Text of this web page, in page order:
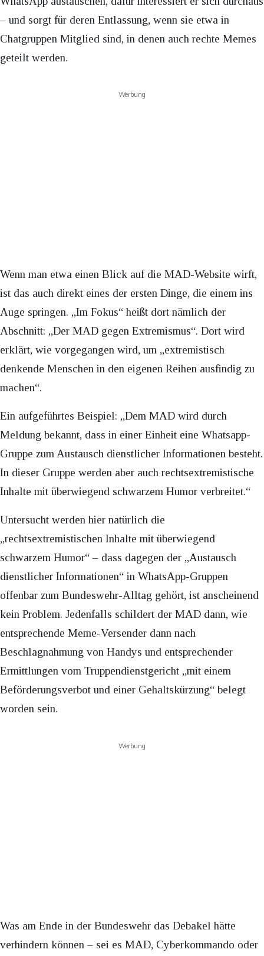
– und sorgt für deren Entlassung, wenn sie etwa in
Chatgruppen Mitglied sind, in denen auch rechte Memes
geteilt werden.
Werbung
Wenn man etwa einen Blick auf die MAD-Website wirft,
ist das auch direkt eines der ersten Dinge, die einem ins
Auge springen. „Im Fokus“ heißt dort nämlich der
Abschnitt: „Der MAD gegen Extremismus“. Dort wird
erklärt, wie vorgegangen wird, um „extremistisch
denkende Menschen in den eigenen Reihen ausfindig zu
machen“.
Ein aufgeführtes Beispiel: „Dem MAD wird durch
Meldung bekannt, dass in einer Einheit eine Whatsapp-
Gruppe zum Austausch dienstlicher Informationen besteht.
In dieser Gruppe werden aber auch rechtsextremistische
Inhalte mit überwiegend schwarzem Humor verbreitet.“
Untersucht werden hier natürlich die
„rechtsextremistischen Inhalte mit überwiegend
schwarzem Humor“ – dass dagegen der „Austausch
dienstlicher Informationen“ in WhatsApp-Gruppen
offenbar zum Bundeswehr-Alltag gehört, ist anscheinend
kein Problem. Jedenfalls schildert der MAD dann, wie
entsprechende Meme-Versender dann nach
Beschlagnahmung von Handys und entsprechender
Ermittlungen vom Truppendienstgericht „mit einem
Beförderungsverbot und einer Gehaltskürzung“ belegt
worden sein.
Werbung
Was am Ende in der Bundeswehr das Debakel hätte
verhindern können – sei es MAD, Cyberkommando oder